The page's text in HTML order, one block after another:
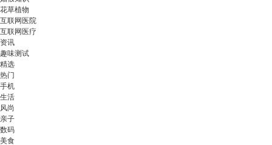
花草植物
互联网医院
互联网医疗
资讯
趣味测试
精选
热门
手机
生活
风尚
亲子
数码
美食